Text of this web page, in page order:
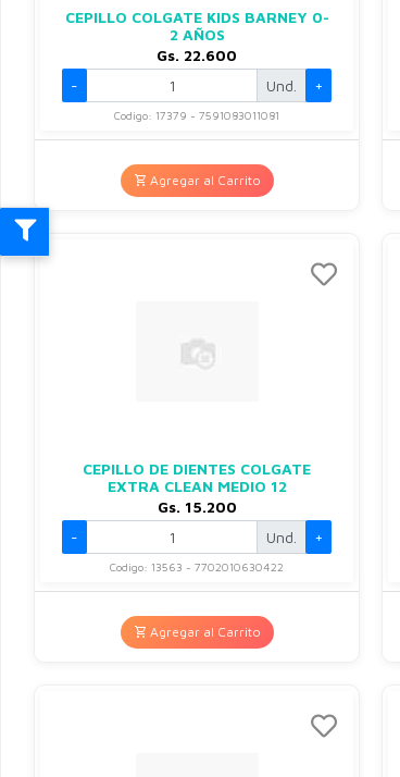
CEPILLO COLGATE KIDS BARNEY 0-
2 AÑOS
Gs. 22.600
-
Und. +
Codigo: 17379 - 7591083011081
Agregar al Carrito
CEPILLO DE DIENTES COLGATE
EXTRA CLEAN MEDIO 12
Gs. 15.200
-
Und. +
Codigo: 13563 - 7702010630422
Agregar al Carrito